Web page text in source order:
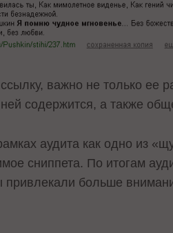
важно не только ее
содержится, а также
аудита как одно из
сниппета. По итогам
привлекали больше